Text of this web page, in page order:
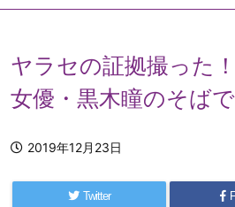
ヤラセの証拠撮った
女優・黒木瞳のそば
2019年12月23日
Twitter